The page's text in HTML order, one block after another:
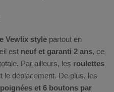
Vewlix style partout en
est neuf et garanti 2 ans, ce
Par ailleurs, les roulettes
le déplacement. De plus, les
et 6 boutons par